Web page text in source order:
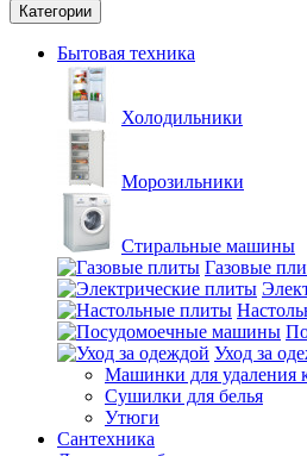
Категории
Бытовая техника
Холодильники
Морозильники
Стиральные машины
Газовые
Уход за
Машинки для удаления
Сушилки для белья
Утюги
Сантехника